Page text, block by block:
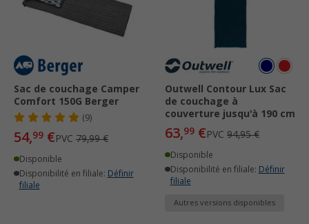
Sac de couchage Camper
Comfort 150G Berger
(9)
54,99 €PVC 79,99 €
Disponible
Disponibilité en filiale: Définir
filiale
Outwell Contour Lux Sac
de couchage à
couverture jusqu'à 190 cm
63,99 €PVC 94,95 €
Disponible
Disponibilité en filiale: Définir
filiale
Autres versions disponibles